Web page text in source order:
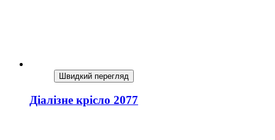
Швидкий перегляд
Діалізне крісло 2077